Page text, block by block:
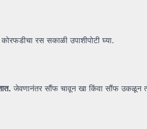
रस सकाळी उपाशीपोटी घ्या.
जेवणानंतर सौंफ चावून खा किंवा सौंफ उकळून